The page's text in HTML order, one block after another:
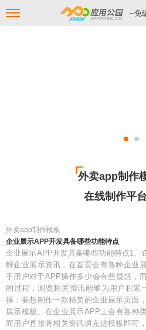
--免
外卖app制作
在线制作平
外卖app制作模板
企业展示APP开发具备哪些功能特点
企业展示APP开发具备哪些功能特点1、
解企业展示资讯，在首页会有各种企业
手用户对于APP操作多少会有些疑惑，
的过程，浏览相关资讯能够为用户积累
择：要想制作一款精美的企业展示页面
展示模板。在企业展示APP上会有各种
而用户直接将相关资讯填充进模板即可